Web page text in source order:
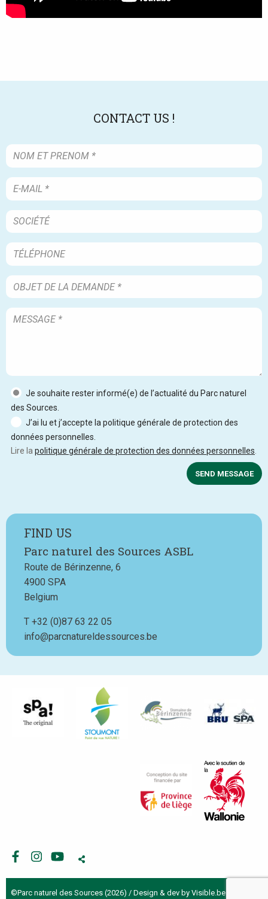
CONTACT US !
Je souhaite rester informé(e) de l’actualité du Parc naturel
des Sources.
J’ai lu et j’accepte la politique générale de protection des
données personnelles.
Lire lapolitique générale de protection des données personnelles.
SEND MESSAGE
FIND US
Parc naturel des Sources ASBL
Route de Bérinzenne, 6
4900 SPA
Belgium
T Téléphone
+32 (0)87 63 22 05
info@parcnatureldessources.be
Facebook
Instagram
Youtube
©Parc naturel des Sources (2026) / Design & dev by Visible.be